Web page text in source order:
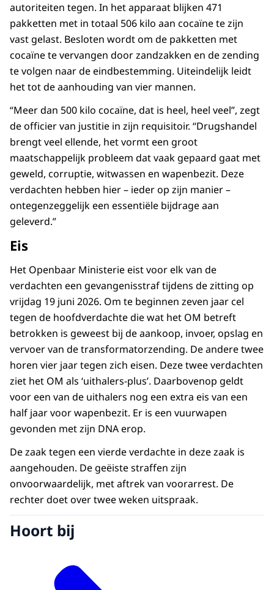
autoriteiten tegen. In het apparaat blijken 471
pakketten met in totaal 506 kilo aan cocaïne te zijn
vast gelast. Besloten wordt om de pakketten met
cocaïne te vervangen door zandzakken en de zending
te volgen naar de eindbestemming. Uiteindelijk leidt
het tot de aanhouding van vier mannen.
“Meer dan 500 kilo cocaïne, dat is heel, heel veel”, zegt
de officier van justitie in zijn requisitoir. “Drugshandel
brengt veel ellende, het vormt een groot
maatschappelijk probleem dat vaak gepaard gaat met
geweld, corruptie, witwassen en wapenbezit. Deze
verdachten hebben hier – ieder op zijn manier –
ontegenzeggelijk een essentiële bijdrage aan
geleverd.”
Eis
Het Openbaar Ministerie eist voor elk van de
verdachten een gevangenisstraf tijdens de zitting op
vrijdag 19 juni 2026. Om te beginnen zeven jaar cel
tegen de hoofdverdachte die wat het OM betreft
betrokken is geweest bij de aankoop, invoer, opslag en
vervoer van de transformatorzending. De andere twee
horen vier jaar tegen zich eisen. Deze twee verdachten
ziet het OM als ‘uithalers-plus’. Daarbovenop geldt
voor een van de uithalers nog een extra eis van een
half jaar voor wapenbezit. Er is een vuurwapen
gevonden met zijn DNA erop.
De zaak tegen een vierde verdachte in deze zaak is
aangehouden. De geëiste straffen zijn
onvoorwaardelijk, met aftrek van voorarrest. De
rechter doet over twee weken uitspraak.
Hoort bij